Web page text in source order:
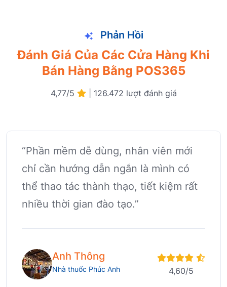
Phản Hồi
Đánh Giá Của Các Cửa Hàng Khi
Bán Hàng Bằng POS365
4,77/5 | 126.472 lượt đánh giá
“Phần mềm dễ dùng, nhân viên mới
chỉ cần hướng dẫn ngắn là mình có
thể thao tác thành thạo, tiết kiệm rất
nhiều thời gian đào tạo.”
Anh Thông
Nhà thuốc Phúc Anh 4,60/5